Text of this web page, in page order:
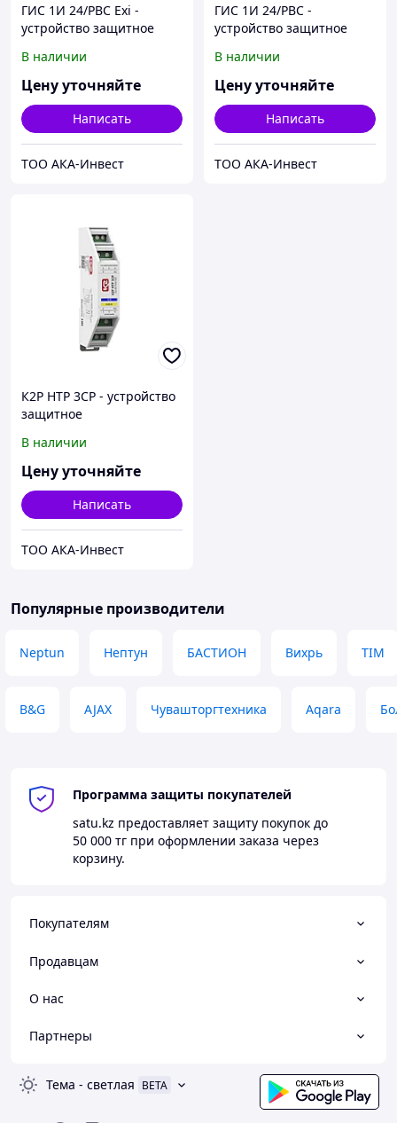
ГИС 1И 24/РВС Exi -
устройство защитное
В наличии
Цену уточняйте
Написать
ТОО АКА-Инвест
ГИС 1И 24/РВС -
устройство защитное
В наличии
Цену уточняйте
Написать
ТОО АКА-Инвест
К2Р НТР 3CP - устройство
защитное
В наличии
Цену уточняйте
Написать
ТОО АКА-Инвест
Популярные производители
Neptun Нептун БАСТИОН Вихрь TIM
B&G AJAX Чувашторгтехника Aqara
Программа защиты покупателей
satu.kz предоставляет защиту покупок до
50 000 тг при оформлении заказа через
корзину.
Покупателям
Продавцам
О нас
Партнеры
Тема - светлая BETA